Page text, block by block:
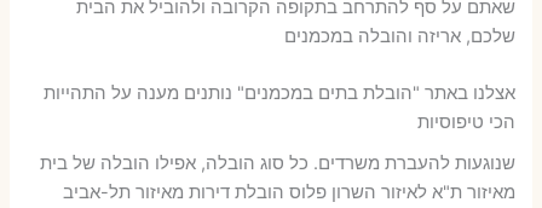
שאתם על סף להתרחב בתקופה הקרובה ולהוביל את הבית
שלכם, אריזה והובלה במכמנים
אצלנו באתר "הובלת בתים במכמנים" נותנים מענה על התהייות
הכי טיפוסיות
שנוגעות להעברת משרדים. כל סוג הובלה, אפילו הובלה של בית
מאיזור ת"א לאיזור השרון פלוס הובלת דירות מאיזור תל-אביב